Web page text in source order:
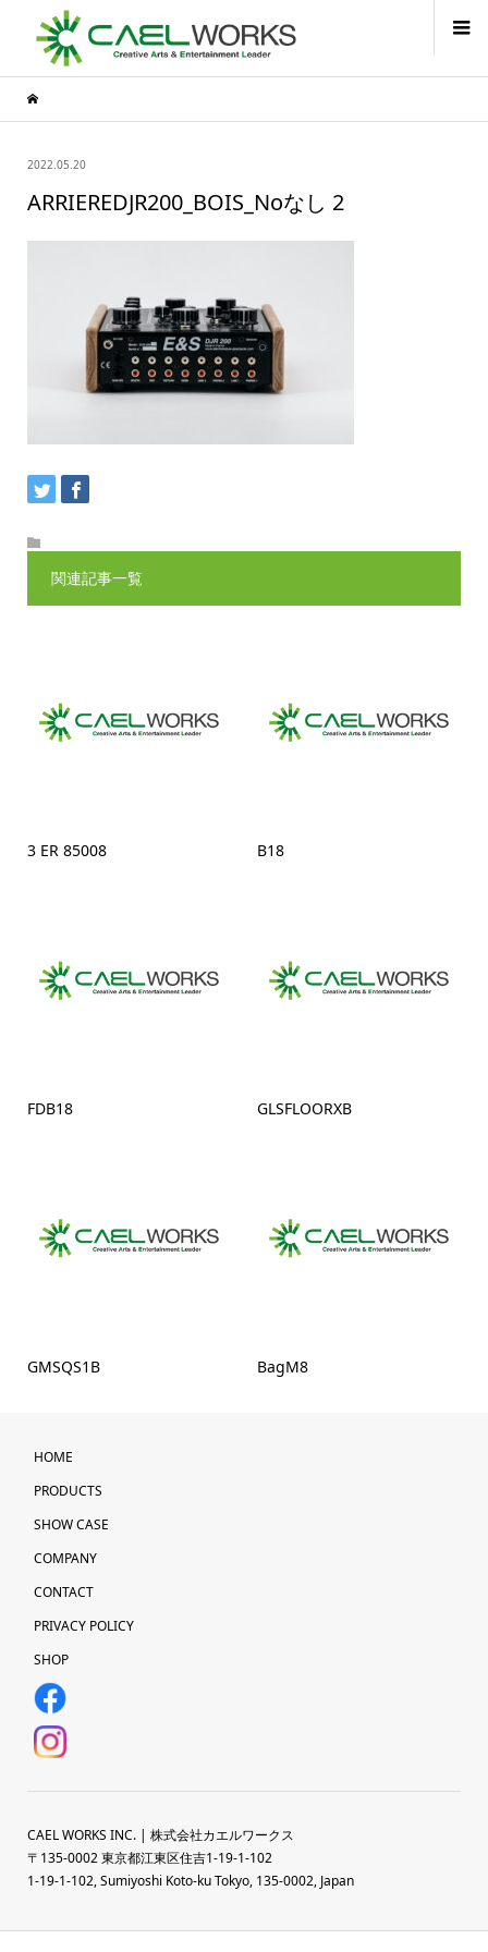
2022.05.20
ARRIEREDJR200_BOIS_Noなし 2
関連記事一覧
3 ER 85008 B18
FDB18 GLSFLOORXB
GMSQS1B BagM8
HOME
PRODUCTS
SHOW CASE
COMPANY
CONTACT
PRIVACY POLICY
SHOP
CAEL WORKS INC. | 株式会社カエルワークス
〒135-0002 東京都江東区住吉1-19-1-102
1-19-1-102, Sumiyoshi Koto-ku Tokyo, 135-0002, Japan